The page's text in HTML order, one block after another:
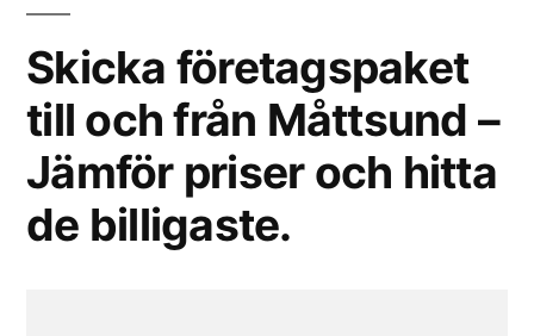
Skicka företagspaket
till och från Måttsund –
Jämför priser och hitta
de billigaste.